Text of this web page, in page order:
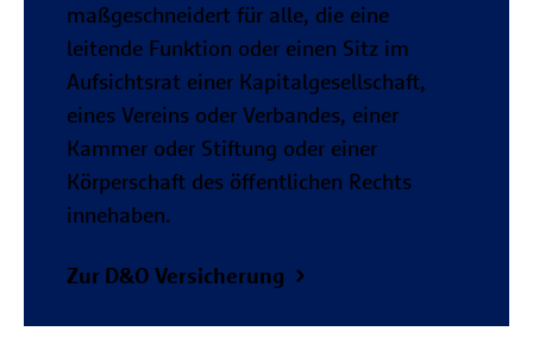
maßgeschneidert für alle, die eine
leitende Funktion oder einen Sitz im
Aufsichtsrat einer Kapitalgesellschaft,
eines Vereins oder Verbandes, einer
Kammer oder Stiftung oder einer
Körperschaft des öffentlichen Rechts
innehaben.
Zur D&O Versicherung